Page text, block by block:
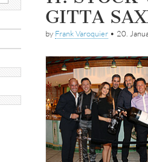
GITTA
by Frank Varoquier• 20.